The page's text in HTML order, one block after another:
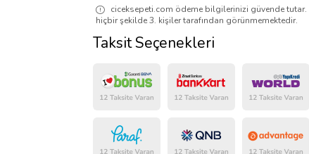
ciceksepeti.com ödeme bilgilerinizi güvende
hiçbir şekilde 3. kişiler tarafından görünmemektedir.
Taksit Seçenekleri